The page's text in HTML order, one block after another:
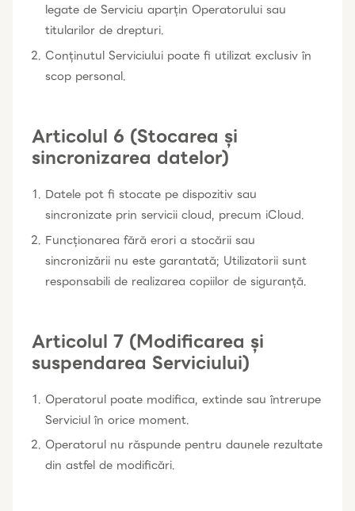
legate de Serviciu aparțin Operatorului sau
titularilor de drepturi.
Conținutul Serviciului poate fi utilizat exclusiv în
scop personal.
Articolul 6 (Stocarea și
sincronizarea datelor)
Datele pot fi stocate pe dispozitiv sau
sincronizate prin servicii cloud, precum iCloud.
Funcționarea fără erori a stocării sau
sincronizării nu este garantată; Utilizatorii sunt
responsabili de realizarea copiilor de siguranță.
Articolul 7 (Modificarea și
suspendarea Serviciului)
Operatorul poate modifica, extinde sau întrerupe
Serviciul în orice moment.
Operatorul nu răspunde pentru daunele rezultate
din astfel de modificări.